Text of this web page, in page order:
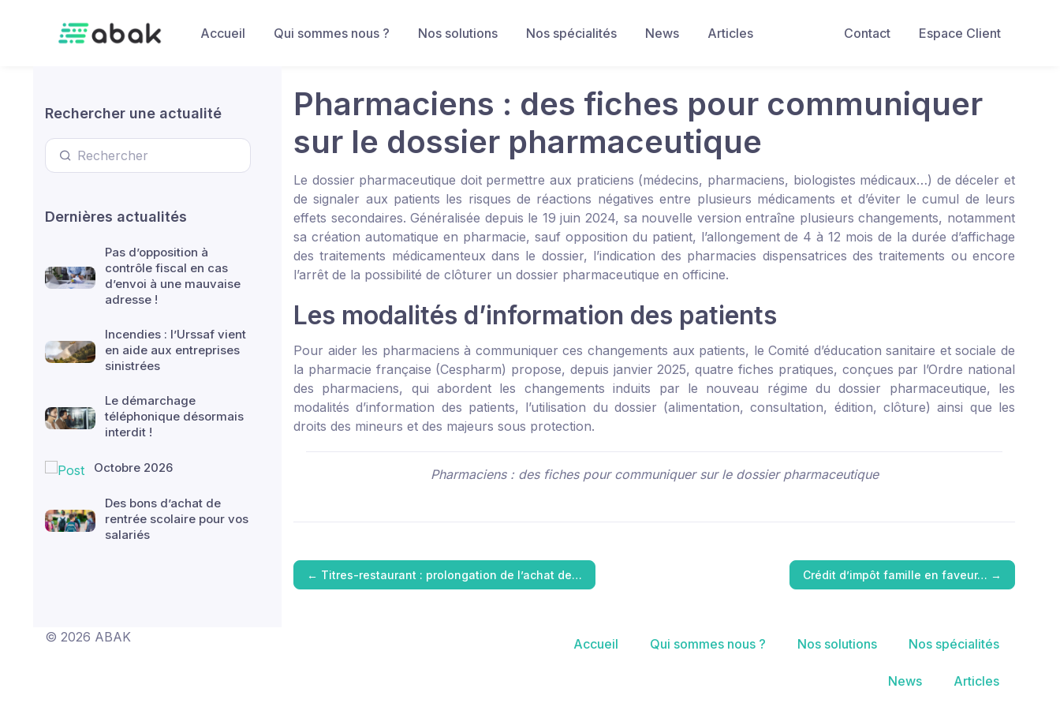
Contact
Espace Client
Accueil Qui sommes nous ? Nos solutions Nos spécialités News Articles
Rechercher une actualité
Dernières actualités
Pas d’opposition à
contrôle fiscal en cas
d’envoi à une mauvaise
adresse !
Incendies : l’Urssaf vient
en aide aux entreprises
sinistrées
Le démarchage
téléphonique désormais
interdit !
Octobre 2026
Des bons d’achat de
rentrée scolaire pour vos
salariés
Pharmaciens : des fiches pour communiquer
sur le dossier pharmaceutique
Le dossier pharmaceutique doit permettre aux praticiens (médecins, pharmaciens, biologistes médicaux…) de déceler et
de signaler aux patients les risques de réactions négatives entre plusieurs médicaments et d’éviter le cumul de leurs
effets secondaires. Généralisée depuis le 19 juin 2024, sa nouvelle version entraîne plusieurs changements, notamment
sa création automatique en pharmacie, sauf opposition du patient, l’allongement de 4 à 12 mois de la durée d’affichage
des traitements médicamenteux dans le dossier, l’indication des pharmacies dispensatrices des traitements ou encore
l’arrêt de la possibilité de clôturer un dossier pharmaceutique en officine.
Les modalités d’information des patients
Pour aider les pharmaciens à communiquer ces changements aux patients, le Comité d’éducation sanitaire et sociale de
la pharmacie française (Cespharm) propose, depuis janvier 2025,quatre fiches pratiques, conçues par l’Ordre national
des pharmaciens, qui abordent les changements induits par le nouveau régime du dossier pharmaceutique, les
modalités d’information des patients, l’utilisation du dossier (alimentation, consultation, édition, clôture) ainsi que les
droits des mineurs et des majeurs sous protection.
Pharmaciens : des fiches pour communiquer sur le dossier pharmaceutique
← Titres-restaurant : prolongation de l’achat de… Crédit d’impôt famille en faveur… →
© 2026 ABAK Accueil Qui sommes nous ? Nos solutions Nos spécialités
News Articles